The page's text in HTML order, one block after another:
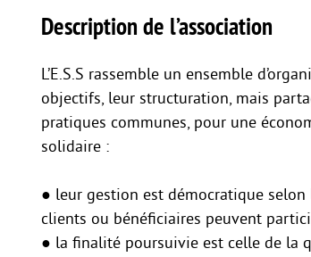
Description de l’association
L’E.S.S rassemble un ensemble
objectifs, leur structuration, mais
pratiques communes, pour une
solidaire :
● leur gestion est démocratique selon
clients ou bénéficiaires peuvent
● la finalité poursuivie est celle de la